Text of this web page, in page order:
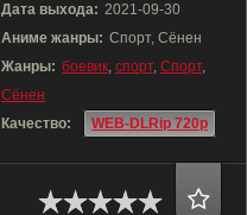
Дата выхода: 2021-09-30
Аниме жанры: Спорт, Сёнен
Жанры: боевик, спорт, Спорт,
Сёнен
Качество:
WEB-DLRip 720p